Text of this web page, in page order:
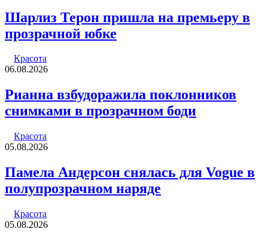
Шарлиз Терон пришла на премьеру в
прозрачной юбке
Красота
06.08.2026
Рианна взбудоражила поклонников
снимками в прозрачном боди
Красота
05.08.2026
Памела Андерсон снялась для Vogue в
полупрозрачном наряде
Красота
05.08.2026